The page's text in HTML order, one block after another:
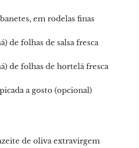
em rodelas finas
de folhas de salsa fresca
de folhas de hortelã fresca
a gosto (opcional)
de oliva extravirgem